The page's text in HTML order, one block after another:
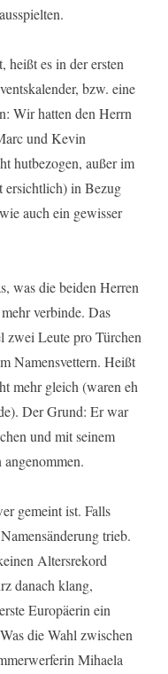
heißt es in der ersten
bzw. eine
Wir hatten den Herrn
und Kevin
hutbezogen, außer im
ersichtlich) in Bezug
auch ein gewisser
was die beiden Herren
verbinde. Das
zwei Leute pro Türchen
Namensvettern. Heißt
mehr gleich (waren eh
Der Grund: Er war
und mit seinem
gemeint ist. Falls
trieb.
Altersrekord
danach klang,
Europäerin ein
die Wahl zwischen
Mihaela